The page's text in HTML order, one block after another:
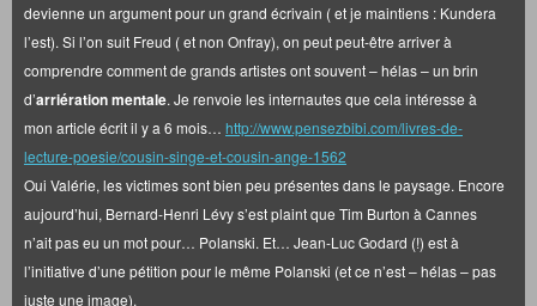
devienne un argument pour un grand écrivain ( et je maintiens : Kundera
l’est). Si l’on suit Freud ( et non Onfray), on peut peut-être arriver à
comprendre comment de grands artistes ont souvent – hélas – un brin
d’arriération mentale. Je renvoie les internautes que cela intéresse à
mon article écrit il y a 6 mois… http://www.pensezbibi.com/livres-de-
lecture-poesie/cousin-singe-et-cousin-ange-1562
Oui Valérie, les victimes sont bien peu présentes dans le paysage. Encore
aujourd’hui, Bernard-Henri Lévy s’est plaint que Tim Burton à Cannes
n’ait pas eu un mot pour… Polanski. Et… Jean-Luc Godard (!) est à
l’initiative d’une pétition pour le même Polanski (et ce n’est – hélas – pas
juste une image).